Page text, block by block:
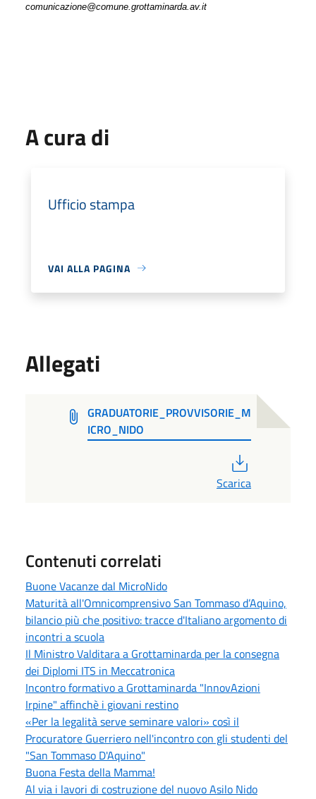
comunicazione@comune.grottaminarda.av.it
A cura di
Ufficio stampa
VAI ALLA PAGINA
Allegati
GRADUATORIE_PROVVISORIE_M
ICRO_NIDO
Scarica
Contenuti correlati
Buone Vacanze dal MicroNido
Maturità all'Omnicomprensivo San Tommaso d’Aquino,
bilancio più che positivo: tracce d'Italiano argomento di
incontri a scuola
Il Ministro Valditara a Grottaminarda per la consegna
dei Diplomi ITS in Meccatronica
Incontro formativo a Grottaminarda "InnovAzioni
Irpine" affinchè i giovani restino
«Per la legalità serve seminare valori» così il
Procuratore Guerriero nell'incontro con gli studenti del
"San Tommaso D'Aquino"
Buona Festa della Mamma!
Al via i lavori di costruzione del nuovo Asilo Nido